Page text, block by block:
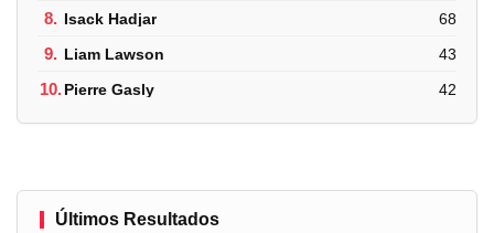
8. Isack Hadjar 68
9. Liam Lawson 43
10.Pierre Gasly 42
Últimos Resultados